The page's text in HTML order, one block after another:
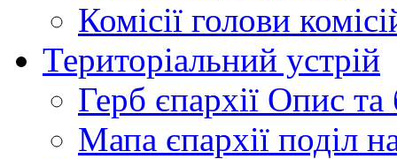
Комісії голови
Територіальний устрій
Герб єпархії Опис та
Мапа єпархії поділ